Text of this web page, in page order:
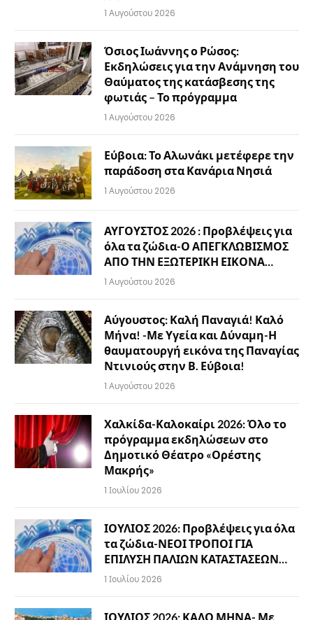
1 Αυγούστου 2026
Όσιος Ιωάννης ο Ρώσος:
Εκδηλώσεις για την Ανάμνηση του
Θαύματος της κατάσβεσης της
φωτιάς – Το πρόγραμμα
1 Αυγούστου 2026
Εύβοια: Το Αλωνάκι μετέφερε την
παράδοση στα Κανάρια Νησιά
1 Αυγούστου 2026
ΑΥΓΟΥΣΤΟΣ 2026 : Προβλέψεις για
όλα τα ζώδια-Ο ΑΠΕΓΚΛΩΒΙΣΜΟΣ
ΑΠΟ ΤΗΝ ΕΞΩΤΕΡΙΚΗ ΕΙΚΟΝΑ…
1 Αυγούστου 2026
Αύγουστος: Καλή Παναγιά! Καλό
Μήνα! -Με Υγεία και Δύναμη-Η
θαυματουργή εικόνα της Παναγίας
Ντινιούς στην Β. Εύβοια!
1 Αυγούστου 2026
Χαλκίδα-Καλοκαίρι 2026: Όλο το
πρόγραμμα εκδηλώσεων στο
Δημοτικό Θέατρο «Ορέστης
Μακρής»
1 Ιουλίου 2026
ΙΟΥΛΙΟΣ 2026: Προβλέψεις για όλα
τα ζώδια-ΝΕΟΙ ΤΡΟΠΟΙ ΓΙΑ
ΕΠΙΛΥΣΗ ΠΑΛΙΩΝ ΚΑΤΑΣΤΑΣΕΩΝ…
1 Ιουλίου 2026
ΙΟΥΛΙΟΣ 2026: ΚΑΛΟ ΜΗΝΑ- Με